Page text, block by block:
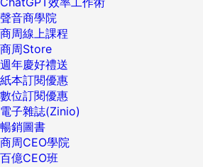
聲音商學院
商周線上課程
商周Store
週年慶好禮送
紙本訂閱優惠
數位訂閱優惠
電子雜誌(Zinio)
暢銷圖書
商周CEO學院
百億CEO班